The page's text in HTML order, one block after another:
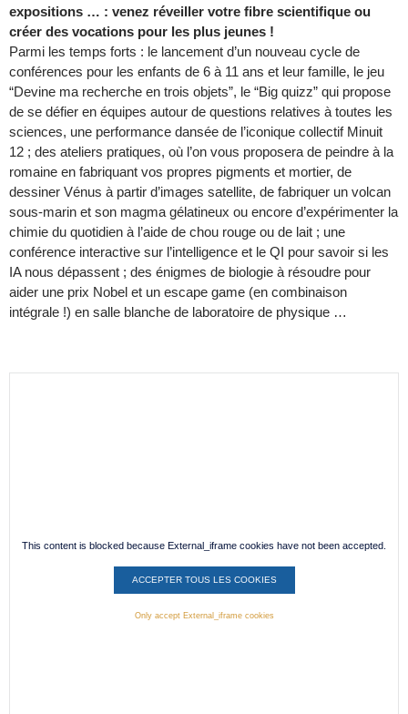
expositions … : venez réveiller votre fibre scientifique ou
créer des vocations pour les plus jeunes !
Parmi les temps forts : le lancement d’un nouveau cycle de
conférences pour les enfants de 6 à 11 ans et leur famille, le jeu
“Devine ma recherche en trois objets”, le “Big quizz” qui propose
de se défier en équipes autour de questions relatives à toutes les
sciences, une performance dansée de l’iconique collectif Minuit
12 ; des ateliers pratiques, où l’on vous proposera de peindre à la
romaine en fabriquant vos propres pigments et mortier, de
dessiner Vénus à partir d’images satellite, de fabriquer un volcan
sous-marin et son magma gélatineux ou encore d’expérimenter la
chimie du quotidien à l’aide de chou rouge ou de lait ; une
conférence interactive sur l’intelligence et le QI pour savoir si les
IA nous dépassent ; des énigmes de biologie à résoudre pour
aider une prix Nobel et un escape game (en combinaison
intégrale !) en salle blanche de laboratoire de physique …
This content is blocked because External_iframe cookies have not been accepted.
ACCEPTER TOUS LES COOKIES
Only accept External_iframe cookies